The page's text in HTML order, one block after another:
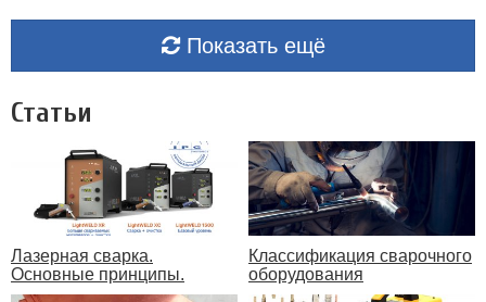
Показать ещё
Статьи
Лазерная сварка.
Основные принципы.
Классификация сварочного
оборудования